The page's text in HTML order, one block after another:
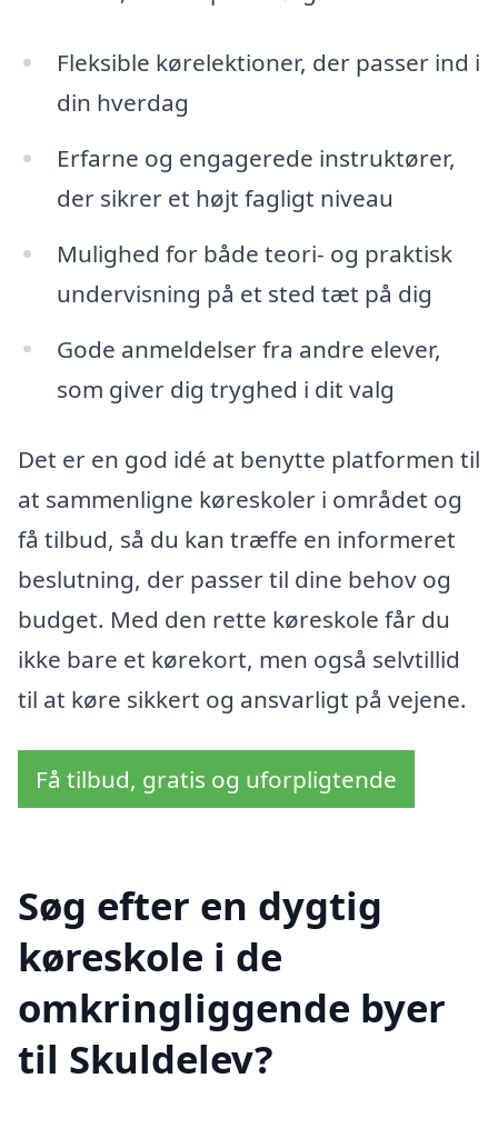
Fleksible kørelektioner, der passer ind i
din hverdag
Erfarne og engagerede instruktører,
der sikrer et højt fagligt niveau
Mulighed for både teori- og praktisk
undervisning på et sted tæt på dig
Gode anmeldelser fra andre elever,
som giver dig tryghed i dit valg
Det er en god idé at benytte platformen til
at sammenligne køreskoler i området og
få tilbud, så du kan træffe en informeret
beslutning, der passer til dine behov og
budget. Med den rette køreskole får du
ikke bare et kørekort, men også selvtillid
til at køre sikkert og ansvarligt på vejene.
Få tilbud, gratis og uforpligtende
Søg efter en dygtig
køreskole i de
omkringliggende byer
til Skuldelev?